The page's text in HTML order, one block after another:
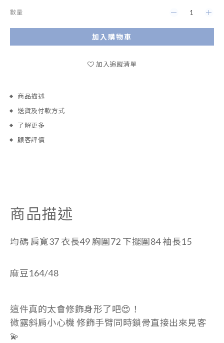
數量
加入購物車
加入追蹤清單
商品描述
送貨及付款方式
了解更多
顧客評價
商品描述
均碼 肩寬37 衣長49 胸圍72 下擺圍84 袖長15
麻豆164/48
這件真的太會修飾身形了吧😍！
微露斜肩小心機 修飾手臂同時鎖骨直接出來見客
💫